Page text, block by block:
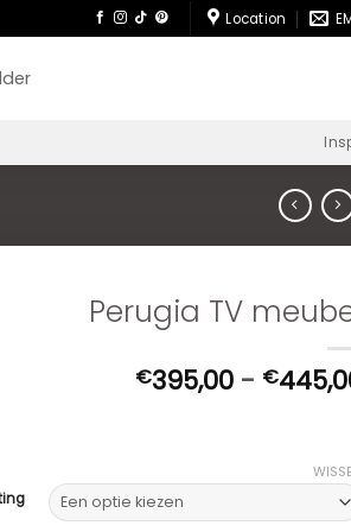
Location
Perugia TV
€395,00 - €